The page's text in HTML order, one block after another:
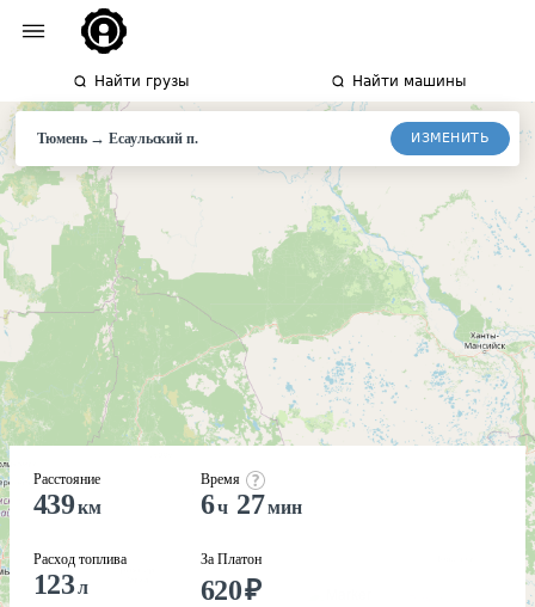
Найти грузы Найти машины
Тюмень→Есаульскийп. ИЗМЕНИТЬ
Расстояние
439км
Расход топлива
123л
Время
6ч 27мин
За Платон
620₽